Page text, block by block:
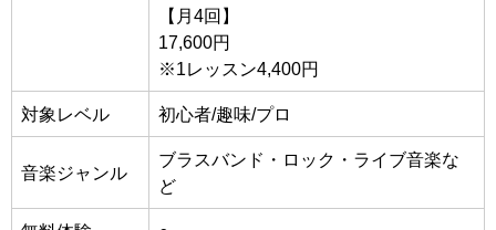
【月4回】
17,600円
※1レッスン4,400円
対象レベル 初心者/趣味/プロ
音楽ジャンル
ブラスバンド・ロック・ライブ音楽な
ど